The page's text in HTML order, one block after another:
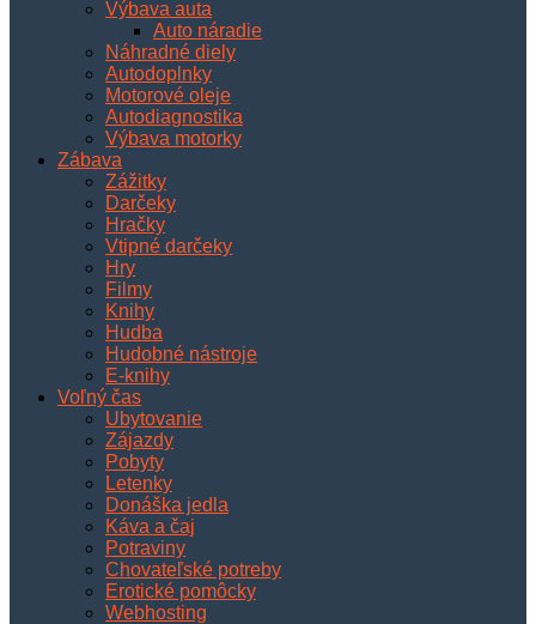
Výbava auta
Auto náradie
Náhradné diely
Autodoplnky
Motorové oleje
Autodiagnostika
Výbava motorky
Zábava
Zážitky
Darčeky
Hračky
Vtipné darčeky
Hry
Filmy
Knihy
Hudba
Hudobné nástroje
E-knihy
Voľný čas
Ubytovanie
Zájazdy
Pobyty
Letenky
Donáška jedla
Káva a čaj
Potraviny
Chovateľské potreby
Erotické pomôcky
Webhosting